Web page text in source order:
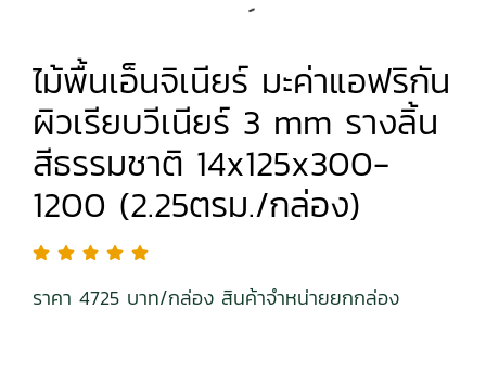
ไม้พื้นเอ็นจิเนียร์ มะค่าแอฟริกัน
ผิวเรียบวีเนียร์ 3 mm รางลิ้น
สีธรรมชาติ 14x125x300-
1200 (2.25ตรม./กล่อง)
ราคา 4725 บาท/กล่อง สินค้าจำหน่ายยกกล่อง